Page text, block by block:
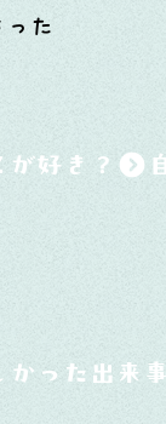
た
が好き？
かった出来